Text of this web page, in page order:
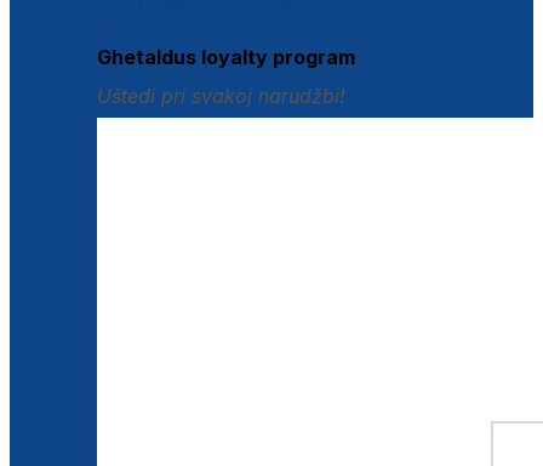
Ghetaldus loyalty program
Uštedi pri svakoj narudžbi!